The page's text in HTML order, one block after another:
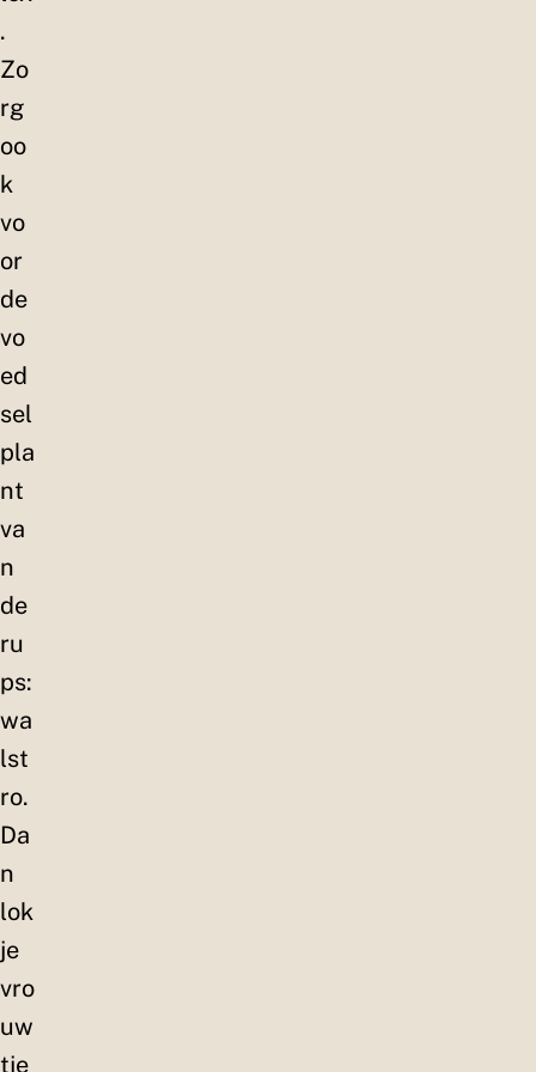
.
Zo
rg
oo
k
vo
or
de
vo
ed
sel
pla
nt
va
n
de
ru
ps:
wa
lst
ro.
Da
n
lok
je
vro
uw
tje